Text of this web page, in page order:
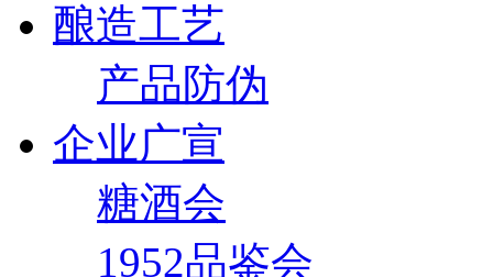
酿造工艺
产品防伪
企业广宣
糖酒会
1952品鉴会